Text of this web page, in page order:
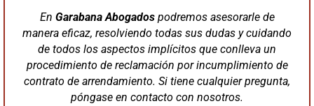
En Garabana Abogadospodremos asesorarle de
manera eficaz, resolviendo todas sus dudas y cuidando
de todos los aspectos implícitos que conlleva un
procedimiento de reclamación por incumplimiento de
contrato de arrendamiento. Si tiene cualquier pregunta,
póngase en contacto con nosotros.